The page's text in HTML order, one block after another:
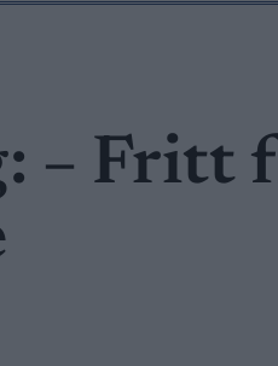
– Fritt